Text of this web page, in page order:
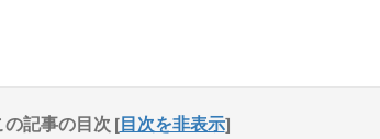
の記事の目次 [目次を非表示]